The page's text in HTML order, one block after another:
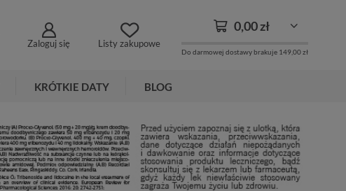
Zaloguj się Listy zakupowe
0,00 zł
Do darmowej dostawy brakuje 149,00 zł
KRÓTKIE DATY BLOG